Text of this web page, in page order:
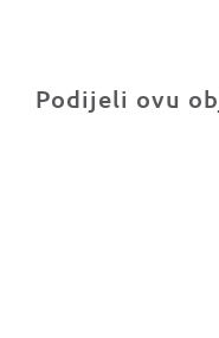
Podijeli ovu